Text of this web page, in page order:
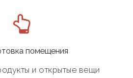
помещения
и открытые вещи